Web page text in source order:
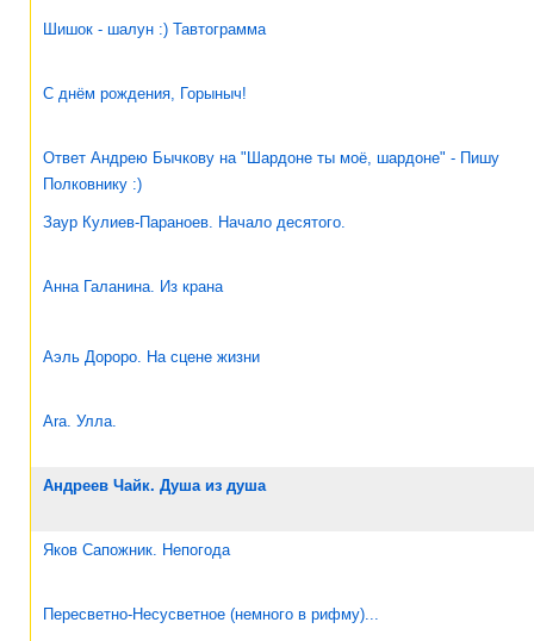
Шишок - шалун :) Тавтограмма
С днём рождения, Горыныч!
Ответ Андрею Бычкову на "Шардоне ты моё, шардоне" - Пишу
Полковнику :)
Заур Кулиев-Параноев. Начало десятого.
Анна Галанина. Из крана
Аэль Дороро. На сцене жизни
Ara. Улла.
Андреев Чайк. Душа из душа
Яков Сапожник. Непогода
Пересветно-Несусветное (немного в рифму)...